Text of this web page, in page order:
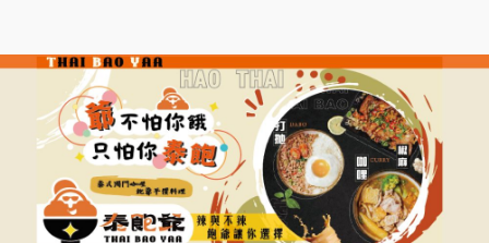
七盞茶加盟說明會
拉亞漢堡加盟說明會
杜芳子古味茶鋪加盟說明會